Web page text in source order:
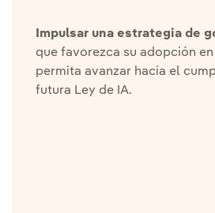
Impulsar una estrategia de
que favorezca su adopción
permita avanzar hacia el
futura Ley de IA.